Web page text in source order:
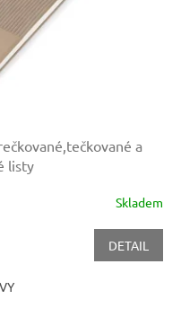
a
listy
Skladem
DETAIL